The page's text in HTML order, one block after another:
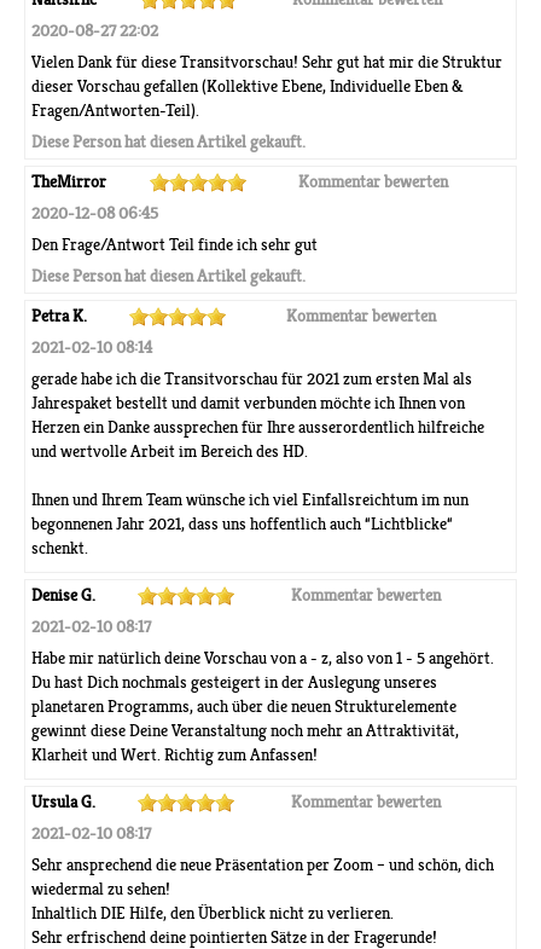
2020-08-27 22:02
Vielen Dank für diese Transitvorschau! Sehr gut hat mir die Struktur
dieser Vorschau gefallen (Kollektive Ebene, Individuelle Eben &
Fragen/Antworten-Teil).
Diese Person hat diesen Artikel gekauft.
TheMirror
Kommentar bewerten
2020-12-08 06:45
Den Frage/Antwort Teil finde ich sehr gut
Diese Person hat diesen Artikel gekauft.
Petra K.
Kommentar bewerten
2021-02-10 08:14
gerade habe ich die Transitvorschau für 2021 zum ersten Mal als
Jahrespaket bestellt und damit verbunden möchte ich Ihnen von
Herzen ein Danke aussprechen für Ihre ausserordentlich hilfreiche
und wertvolle Arbeit im Bereich des HD.
Ihnen und Ihrem Team wünsche ich viel Einfallsreichtum im nun
begonnenen Jahr 2021, dass uns hoffentlich auch “Lichtblicke“
schenkt.
Denise G.
Kommentar bewerten
2021-02-10 08:17
Habe mir natürlich deine Vorschau von a - z, also von 1 - 5 angehört.
Du hast Dich nochmals gesteigert in der Auslegung unseres
planetaren Programms, auch über die neuen Strukturelemente
gewinnt diese Deine Veranstaltung noch mehr an Attraktivität,
Klarheit und Wert. Richtig zum Anfassen!
Ursula G.
Kommentar bewerten
2021-02-10 08:17
Sehr ansprechend die neue Präsentation per Zoom – und schön, dich
wiedermal zu sehen!
Inhaltlich DIE Hilfe, den Überblick nicht zu verlieren.
Sehr erfrischend deine pointierten Sätze in der Fragerunde!